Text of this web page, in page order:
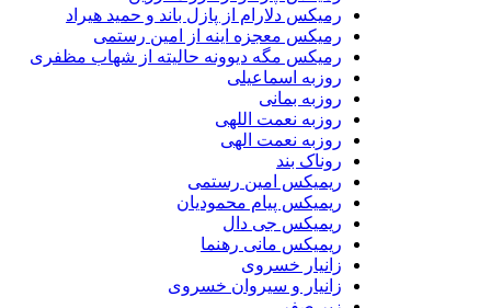
رمیکس دلارام از پازل باند و حمید هیراد
رمیکس معجزه اینه از امین رستمی
رمیکس مگه دیوونه حالیته از شهاب مظفری
روزبه اسماعیلی
روزبه بمانی
روزبه نعمت اللهی
روزبه نعمت الهی
روناک بند
ریمیکس امین رستمی
ریمیکس پیام محمودیان
ریمیکس جی دال
ریمیکس مانی رهنما
زانیار خسروی
زانیار و سیروان خسروی